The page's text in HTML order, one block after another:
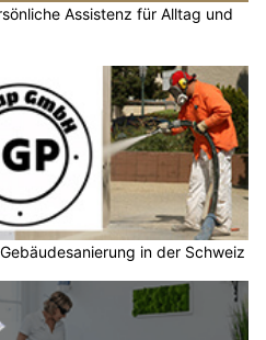
Assistenz für Alltag und
in der Schweiz